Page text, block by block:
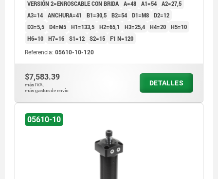
VERSIÓN 2=ENROSCABLE CON BRIDA A=48 A1=54 A2=27,5
A3=14 ANCHURA=41 B1=30,5 B2=54 D1=M8 D2=12
D3=5,5 D4=M5 H1=133,5 H2=65,1 H3=25,4 H4=20 H5=10
H6=10 H7=16 S1=12 S2=15 F1 N=120
Referencia: 05610-10-120
$7,583.39
más IVA.
más gastos de envío
DETALLES
05610-10